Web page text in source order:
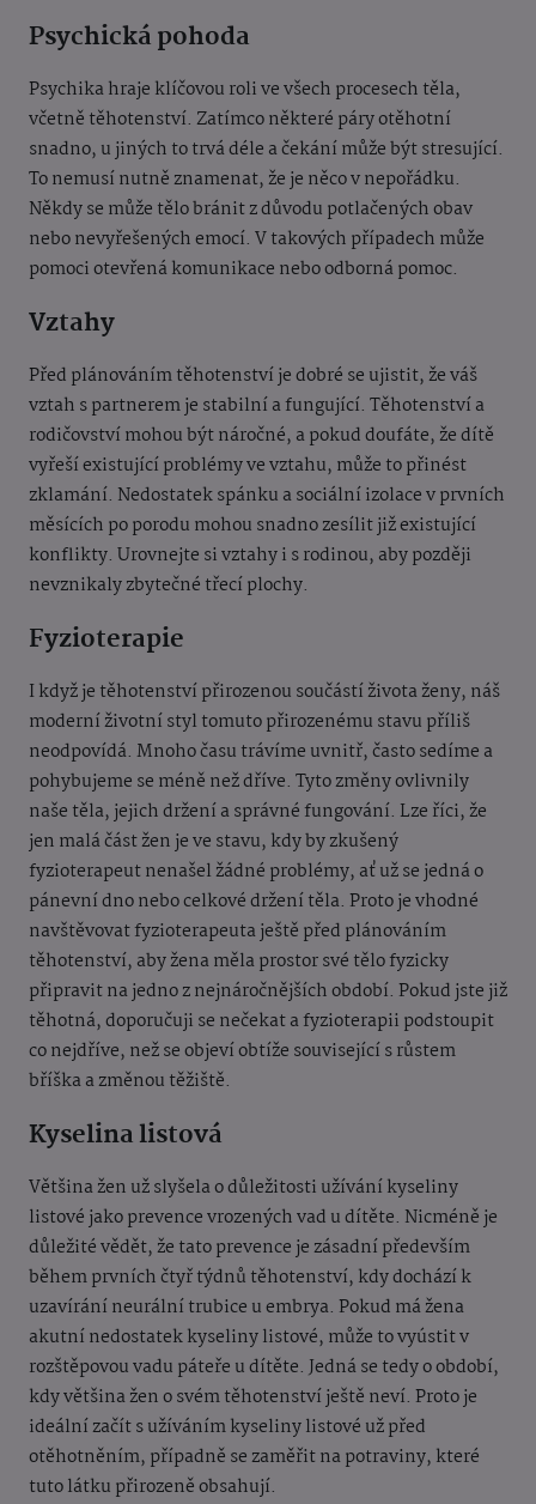
Psychická pohoda
Psychika hraje klíčovou roli ve všech procesech těla,
včetně těhotenství. Zatímco některé páry otěhotní
snadno, u jiných to trvá déle a čekání může být stresující.
To nemusí nutně znamenat, že je něco v nepořádku.
Někdy se může tělo bránit z důvodu potlačených obav
nebo nevyřešených emocí. V takových případech může
pomoci otevřená komunikace nebo odborná pomoc.
Vztahy
Před plánováním těhotenství je dobré se ujistit, že váš
vztah s partnerem je stabilní a fungující. Těhotenství a
rodičovství mohou být náročné, a pokud doufáte, že dítě
vyřeší existující problémy ve vztahu, může to přinést
zklamání. Nedostatek spánku a sociální izolace v prvních
měsících po porodu mohou snadno zesílit již existující
konflikty. Urovnejte si vztahy i s rodinou, aby později
nevznikaly zbytečné třecí plochy.
Fyzioterapie
I když je těhotenství přirozenou součástí života ženy, náš
moderní životní styl tomuto přirozenému stavu příliš
neodpovídá. Mnoho času trávíme uvnitř, často sedíme a
pohybujeme se méně než dříve. Tyto změny ovlivnily
naše těla, jejich držení a správné fungování. Lze říci, že
jen malá část žen je ve stavu, kdy by zkušený
fyzioterapeut nenašel žádné problémy, ať už se jedná o
pánevní dno nebo celkové držení těla. Proto je vhodné
navštěvovat fyzioterapeuta ještě před plánováním
těhotenství, aby žena měla prostor své tělo fyzicky
připravit na jedno z nejnáročnějších období. Pokud jste již
těhotná, doporučuji se nečekat a fyzioterapii podstoupit
co nejdříve, než se objeví obtíže související s růstem
bříška a změnou těžiště.
Kyselina listová
Většina žen už slyšela o důležitosti užívání kyseliny
listové jako prevence vrozených vad u dítěte. Nicméně je
důležité vědět, že tato prevence je zásadní především
během prvních čtyř týdnů těhotenství, kdy dochází k
uzavírání neurální trubice u embrya. Pokud má žena
akutní nedostatek kyseliny listové, může to vyústit v
rozštěpovou vadu páteře u dítěte. Jedná se tedy o období,
kdy většina žen o svém těhotenství ještě neví. Proto je
ideální začít s užíváním kyseliny listové už před
otěhotněním, případně se zaměřit na potraviny, které
tuto látku přirozeně obsahují.